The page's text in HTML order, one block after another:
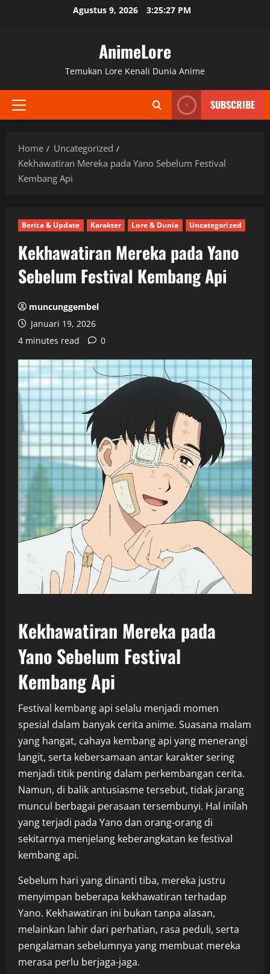
Agustus 9, 2026 3:25:28 PM
AnimeLore
Temukan Lore Kenali Dunia Anime
Primary
SUBSCRIBE
Home
Uncategorized
Kekhawatiran Mereka pada Yano Sebelum Festival
Kembang Api
Berita & Update Karakter Lore & Dunia Uncategorized
Kekhawatiran Mereka pada Yano
Sebelum Festival Kembang Api
muncunggembel
Januari 19, 2026
4 minutes read
0
Kekhawatiran Mereka pada
Yano Sebelum Festival
Kembang Api
Festival kembang api selalu menjadi momen
spesial dalam banyak cerita anime. Suasana malam
yang hangat, cahaya kembang api yang menerangi
langit, serta kebersamaan antar karakter sering
menjadi titik penting dalam perkembangan cerita.
Namun, di balik antusiasme tersebut, tidak jarang
muncul berbagai perasaan tersembunyi. Hal inilah
yang terjadi pada Yano dan orang-orang di
sekitarnya menjelang keberangkatan ke festival
kembang api.
Sebelum hari yang dinanti tiba, mereka justru
menyimpan beberapa kekhawatiran terhadap
Yano. Kekhawatiran ini bukan tanpa alasan,
melainkan lahir dari perhatian, rasa peduli, serta
pengalaman sebelumnya yang membuat mereka
merasa perlu berjaga-jaga.